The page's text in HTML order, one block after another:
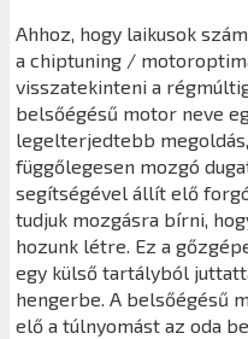
Ahhoz, hogy laikusok
a chiptuning /
visszatekinteni a
belsőégésű motor neve
legelterjedtebb
függőlegesen mozgó
segítségével állít elő
tudjuk mozgásra bírni,
hozunk létre. Ez a
egy külső tartályból
hengerbe. A belsőégésű
elő a túlnyomást az oda